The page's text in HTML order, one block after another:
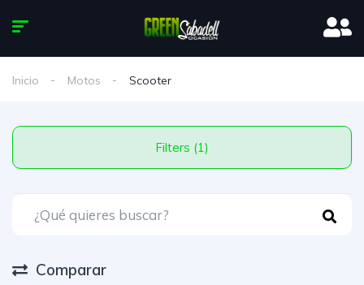
Inicio Motos Scooter
Filters (1)
Comparar